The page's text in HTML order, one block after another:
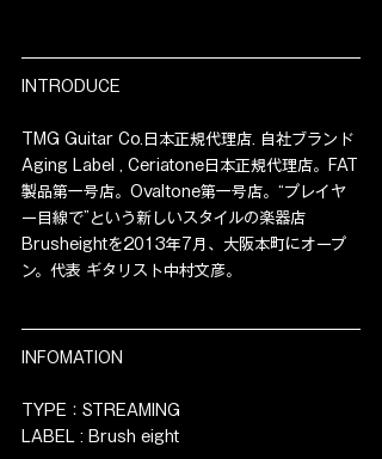
INTRODUCE
TMG Guitar Co.日本正規代理店. 自社ブランド
Aging Label , Ceriatone日本正規代理店。FAT
製品第一号店。Ovaltone第一号店。 “プレイヤ
ー目線で”という新しいスタイルの楽器店
Brusheightを2013年7月、大阪本町にオープ
ン。 代表 ギタリスト中村文彦。
INFOMATION
TYPE：STREAMING
LABEL : Brush eight